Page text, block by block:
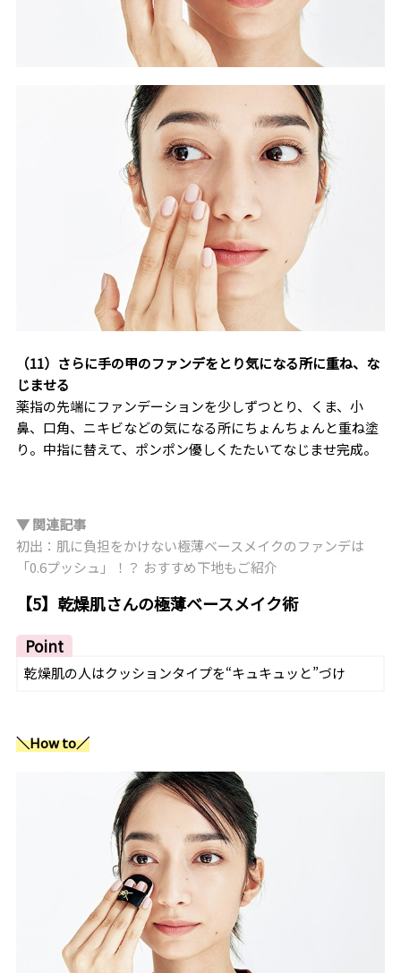
（11）さらに手の甲のファンデをとり気になる所に重ね、な
じませる
薬指の先端にファンデーションを少しずつとり、くま、小
鼻、口角、ニキビなどの気になる所にちょんちょんと重ね塗
り。中指に替えて、ポンポン優しくたたいてなじませ完成。
▼ 関連記事
初出：肌に負担をかけない極薄ベースメイクのファンデは
「0.6プッシュ」！？ おすすめ下地もご紹介
【5】乾燥肌さんの極薄ベースメイク術
Point
乾燥肌の人はクッションタイプを“キュキュッと”づけ
＼How to／